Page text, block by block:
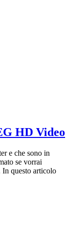
HD Video
e che sono in
se vorrai
questo articolo